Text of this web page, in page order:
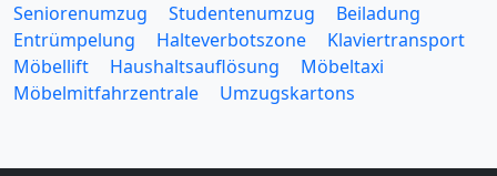
Seniorenumzug
Studentenumzug
Beiladung
Entrümpelung
Halteverbotszone
Klaviertransport
Möbellift
Haushaltsauflösung
Möbeltaxi
Möbelmitfahrzentrale
Umzugskartons